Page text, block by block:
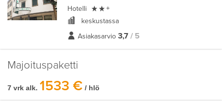
Hotelli  +
keskustassa
Asiakasarvio 3,7 / 5
Majoituspaketti
7 vrk alk. 1533 € / hlö